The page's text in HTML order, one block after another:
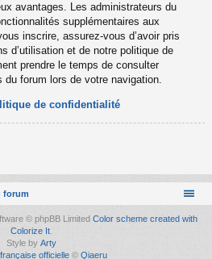
avantages. Les administrateurs du
supplémentaires aux
inscrire, assurez-vous d’avoir pris
d’utilisation et de notre politique de
prendre le temps de consulter
forum lors de votre navigation.
de confidentialité
forum
© phpBB Limited Color scheme created with
Colorize It.
Style by Arty
officielle © Qiaeru